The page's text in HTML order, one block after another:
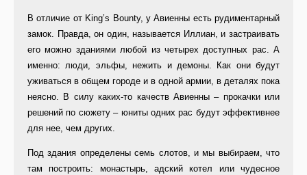
В отличие от King’s Bounty, у Авиенны есть рудиментарный
замок. Правда, он один, называется Иллиан, и застраивать
его можно зданиями любой из четырех доступных рас. А
именно: люди, эльфы, нежить и демоны. Как они будут
уживаться в общем городе и в одной армии, в деталях пока
неясно. В силу каких-то качеств Авиенны – прокачки или
решений по сюжету – юниты одних рас будут эффективнее
для нее, чем других.
Под здания определены семь слотов, и мы выбираем, что
там построить: монастырь, адский котел или чудесное